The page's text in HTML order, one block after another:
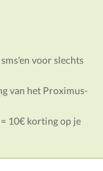
voor slechts
van het Proximus-
10€ korting op je